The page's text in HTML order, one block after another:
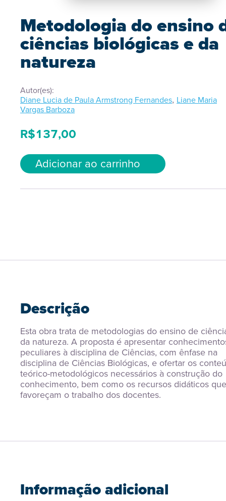
Metodologia do ensino
ciências biológicas e da
natureza
Autor(es):
Diane Lucia de Paula Armstrong Fernandes, Liane Maria
Vargas Barboza
R$137,00
Adicionar ao carrinho
Descrição
Esta obra trata de metodologias do ensino de
da natureza. A proposta é apresentar
peculiares à disciplina de Ciências, com ênfase na
disciplina de Ciências Biológicas, e ofertar os
teórico-metodológicos necessários à construção do
conhecimento, bem como os recursos didáticos que
favoreçam o trabalho dos docentes.
Informação adicional